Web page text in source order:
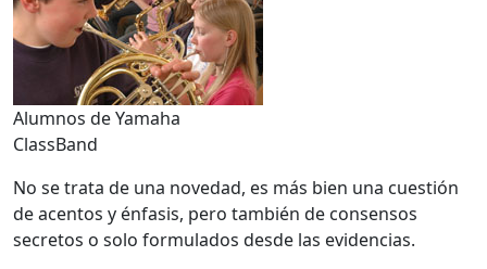
Alumnos de Yamaha
ClassBand
No se trata de una novedad, es más bien una cuestión
de acentos y énfasis, pero también de consensos
secretos o solo formulados desde las evidencias.